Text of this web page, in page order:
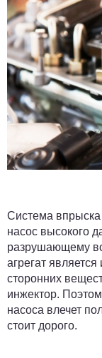
Система впрыска
насос высокого
разрушающему
агрегат
сторонних
инжектор.
насоса влечет
стоит дорого.